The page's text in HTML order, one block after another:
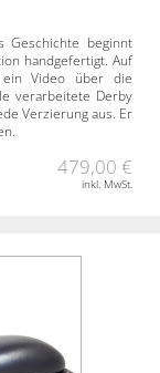
beginnt
handgefertigt. Auf
Video über die
verarbeitete Derby
Verzierung aus. Er
479,00 €
inkl. MwSt.